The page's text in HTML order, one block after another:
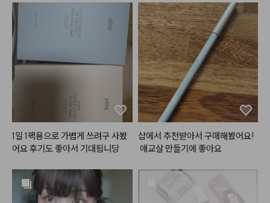
더 좋은 것 같아요.
입술에 사용하면 지속력이 좀 떨어
지는 경향이 있어서 입술보다는 치
크나 섞어서 많이 사용하고 있어요.
립에도 베이스 립으로 깔아주고 글
로스나 다른 틴트 얹으면 지속력 꽤
나쁘지 않습니다.
예전 샀을 때는 색상이 많이 없었는
데 최근 보니 색상도 다양해지고 라
인업도 다양해져서 소장 욕구 더 드
는 것 같아요.
예전보다 판매처도 다양해지고 살
좋은 것 같습니다.
구매 망설이는 분들 있으면 추천드
려요!!
템으로 구매했는데 진짜 여름에 너
무 찰떡임🩷😁
1일 1팩용으로 가볍게 쓰려구 사봤
어요 후기도 좋아서 기대됩니당
샵에서 추천받아서 구매해봤어요!
애교살 만들기에 좋아요